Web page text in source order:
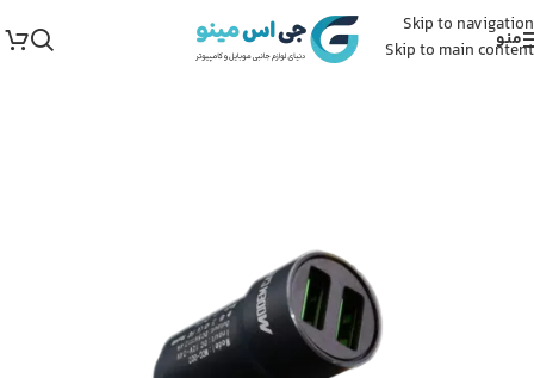
Skip to navigation
Skip to main content
منو